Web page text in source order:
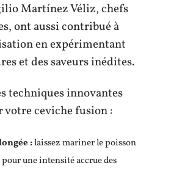
Martínez Véliz, chefs
ont aussi contribué à
en expérimentant
et des saveurs inédites.
techniques innovantes
ceviche fusion :
:laissez mariner le poisson
une intensité accrue des